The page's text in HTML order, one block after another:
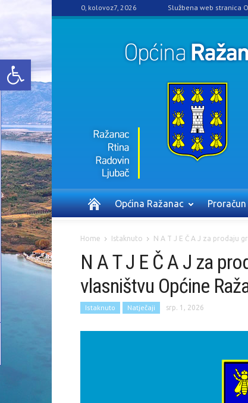
Open toolbar
0, kolovoz7, 2026 Službena web stranica
Općina Ražanac Proračun
Home Istaknuto N A T J E Č A J za prodaju
N A T J E Č A J za
vlasništvu Općine
Istaknuto Natječaji srp. 1, 2026